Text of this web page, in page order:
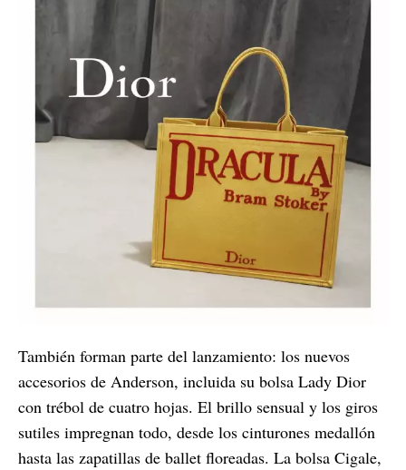
También forman parte del lanzamiento: los nuevos
accesorios de Anderson, incluida su bolsa Lady Dior
con trébol de cuatro hojas. El brillo sensual y los giros
sutiles impregnan todo, desde los cinturones medallón
hasta las zapatillas de ballet floreadas. La bolsa Cigale,